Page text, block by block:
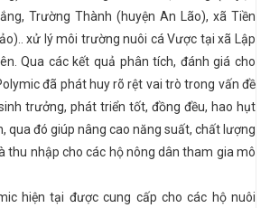
Trường Thành (huyện An Lão), xã Tiền
xử lý môi trường nuôi cá Vược tại xã Lập
Qua các kết quả phân tích, đánh giá cho
đã phát huy rõ rệt vai trò trong vấn đề
trưởng, phát triển tốt, đồng đều, hao hụt
qua đó giúp nâng cao năng suất, chất lượng
thu nhập cho các hộ nông dân tham gia mô
hiện tại được cung cấp cho các hộ nuôi